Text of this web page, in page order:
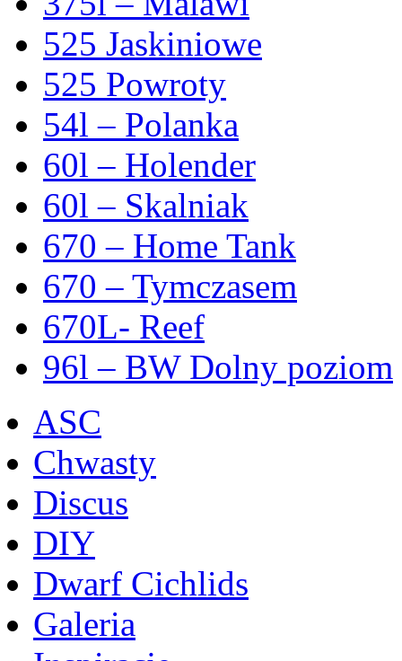
525 Jaskiniowe
525 Powroty
54l – Polanka
60l – Holender
60l – Skalniak
670 – Home Tank
670 – Tymczasem
670L- Reef
96l – BW Dolny poziom
ASC
Chwasty
Discus
DIY
Dwarf Cichlids
Galeria